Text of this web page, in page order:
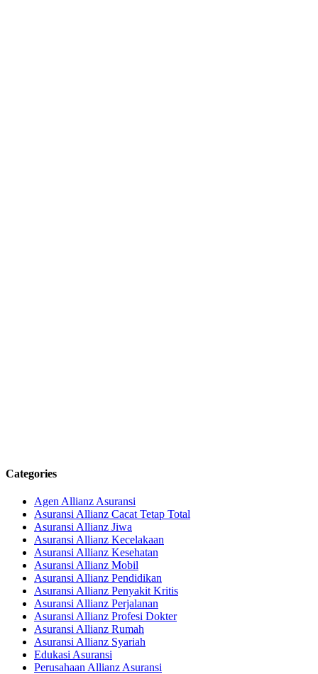
Categories
Agen Allianz Asuransi
Asuransi Allianz Cacat Tetap Total
Asuransi Allianz Jiwa
Asuransi Allianz Kecelakaan
Asuransi Allianz Kesehatan
Asuransi Allianz Mobil
Asuransi Allianz Pendidikan
Asuransi Allianz Penyakit Kritis
Asuransi Allianz Perjalanan
Asuransi Allianz Profesi Dokter
Asuransi Allianz Rumah
Asuransi Allianz Syariah
Edukasi Asuransi
Perusahaan Allianz Asuransi